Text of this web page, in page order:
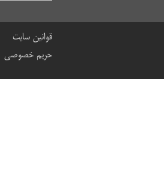
قوانین سایت
حریم خصوصی